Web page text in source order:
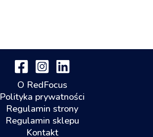
O RedFocus
Polityka prywatności
Regulamin strony
Regulamin sklepu
Kontakt